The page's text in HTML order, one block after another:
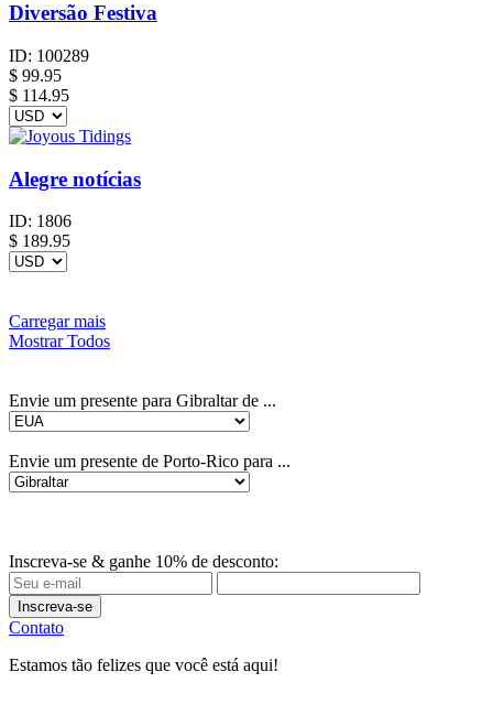
Diversão Festiva
ID: 100289
$ 99.95
$ 114.95
Alegre notícias
ID: 1806
$ 189.95
Carregar mais
Mostrar Todos
Envie um presente para Gibraltar de ...
Envie um presente de Porto-Rico para ...
Inscreva-se & ganhe 10% de desconto:
Inscreva-se
Contato
Estamos tão felizes que você está aqui!